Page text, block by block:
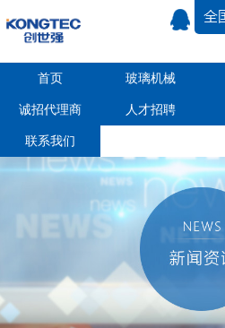
首页 玻璃机械
诚招代理商 人才招聘
联系我们